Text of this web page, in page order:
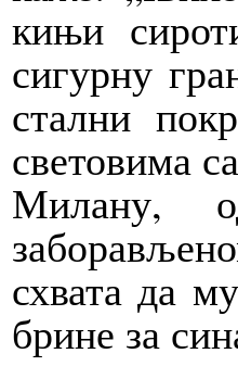
кињи
сигурну
стални
световима
Милану,
схвата да
брине за